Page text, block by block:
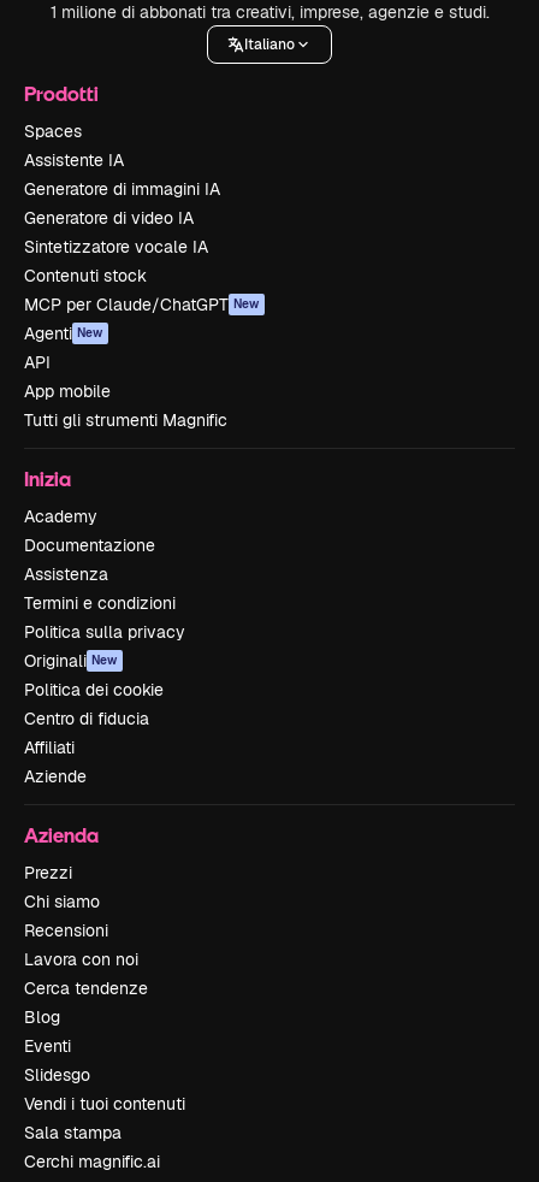
1 milione di abbonati tra creativi, imprese, agenzie e studi.
Italiano
Prodotti
Spaces
Assistente IA
Generatore di immagini IA
Generatore di video IA
Sintetizzatore vocale IA
Contenuti stock
MCP per Claude/ChatGPT New
Agenti New
API
App mobile
Tutti gli strumenti Magnific
Inizia
Academy
Documentazione
Assistenza
Termini e condizioni
Politica sulla privacy
Originali New
Politica dei cookie
Centro di fiducia
Affiliati
Aziende
Azienda
Prezzi
Chi siamo
Recensioni
Lavora con noi
Cerca tendenze
Blog
Eventi
Slidesgo
Vendi i tuoi contenuti
Sala stampa
Cerchi magnific.ai